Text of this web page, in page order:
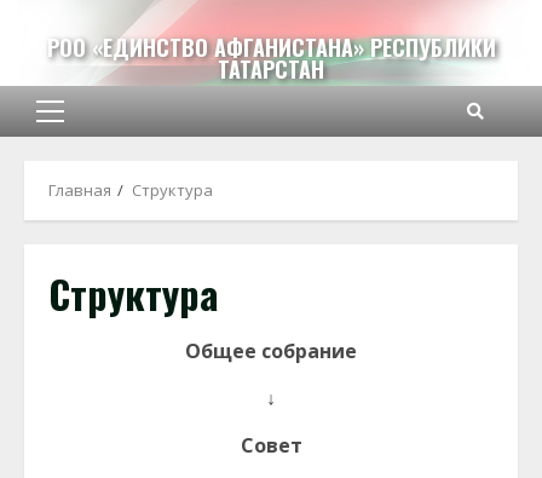
содержимому
РОО «ЕДИНСТВО АФГАНИСТАНА» РЕСПУБЛИКИ
ТАТАРСТАН
Основное
Главная Структура
Структура
Общее собрание
↓
Совет